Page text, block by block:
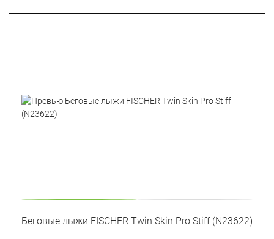
Беговые лыжи FISCHER Twin Skin Pro Stiff (N23622)